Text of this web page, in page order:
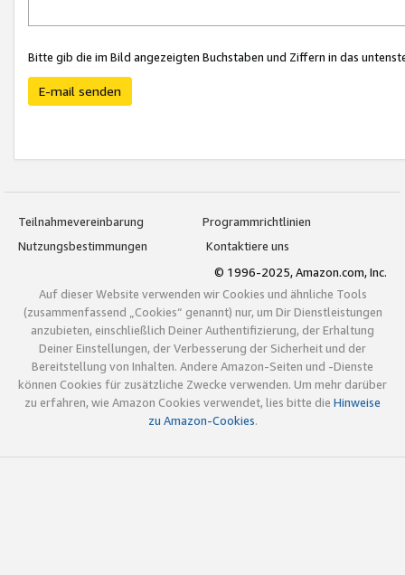
Bitte gib die im Bild angezeigten Buchstaben und Ziffern in das
E-mail senden
Teilnahmevereinbarung
Programmrichtlinien
Nutzungsbestimmungen
Kontaktiere uns
© 1996-2025, Amazon.com, Inc.
Auf dieser Website verwenden wir Cookies und ähnliche Tools
(zusammenfassend „Cookies“ genannt) nur, um Dir Dienstleistungen
anzubieten, einschließlich Deiner Authentifizierung, der Erhaltung
Deiner Einstellungen, der Verbesserung der Sicherheit und der
Bereitstellung von Inhalten. Andere Amazon-Seiten und -Dienste
können Cookies für zusätzliche Zwecke verwenden. Um mehr darüber
zu erfahren, wie Amazon Cookies verwendet, lies bitte die Hinweise
zu Amazon-Cookies.